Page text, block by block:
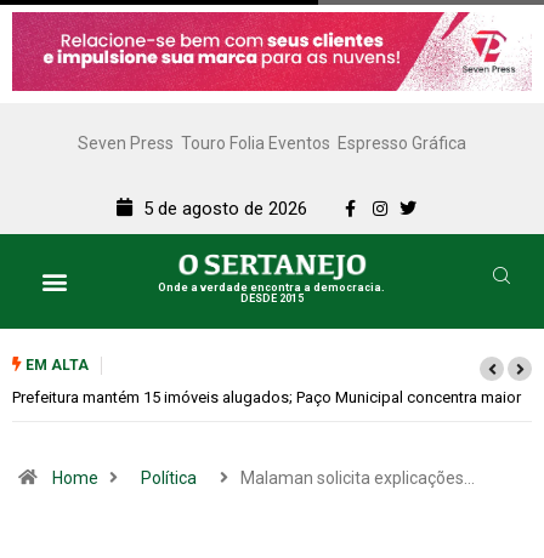
Seven Press Touro Folia Eventos Espresso Gráfica
5 de agosto de 2026
Onde a verdade encontra a democracia.
DESDE 2015
EM ALTA
Colina promove 1º Fórum de Turismo para discutir desenvolvimento
Home Política Malaman solicita explicações…